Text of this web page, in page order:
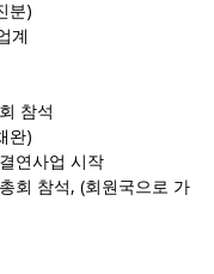
분)
계
참석
완)
연사업 시작
회 참석, (회원국으로 가